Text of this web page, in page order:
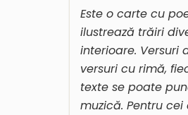
Este o carte cu
ilustrează trăiri
interioare. Versuri
versuri cu rimă,
texte se poate
muzică. Pentru